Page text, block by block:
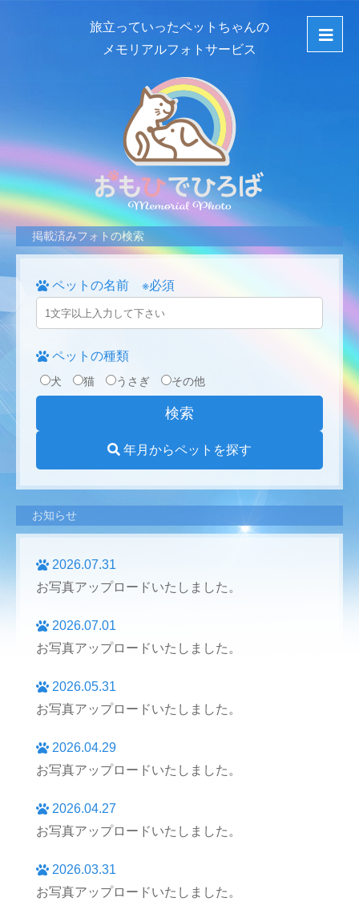
旅立っていったペットちゃんの
メモリアルフォトサービス
掲載済みフォトの検索
ペットの名前 ※必須
ペットの種類
犬 猫 うさぎ その他
年月からペットを探す
お知らせ
2026.07.31
お写真アップロードいたしました。
2026.07.01
お写真アップロードいたしました。
2026.05.31
お写真アップロードいたしました。
2026.04.29
お写真アップロードいたしました。
2026.04.27
お写真アップロードいたしました。
2026.03.31
お写真アップロードいたしました。